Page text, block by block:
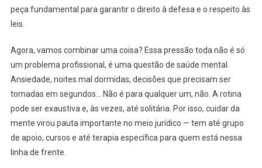
peça fundamental para garantir o direito à defesa e o respeito às
leis.
Agora, vamos combinar uma coisa? Essa pressão toda não é só
um problema profissional, é uma questão de saúde mental.
Ansiedade, noites mal dormidas, decisões que precisam ser
tomadas em segundos… Não é para qualquer um, não. A rotina
pode ser exaustiva e, às vezes, até solitária. Por isso, cuidar da
mente virou pauta importante no meio jurídico — tem até grupo
de apoio, cursos e até terapia específica para quem está nessa
linha de frente.